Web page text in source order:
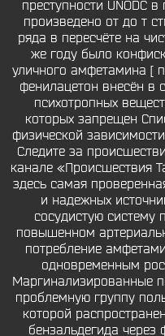
преступности UNODC
произведено от до т
ряда в пересчёте на
же году было
уличного амфетамина [
фенилацетон внесён в
психотропных
которых запрещен
физической
Следите за
канале «Происшествия
здесь самая
и надежных
сосудистую систему
повышенном
потребление
одновременным
Маргинализированные
проблемную группу
которой
бензальдегида